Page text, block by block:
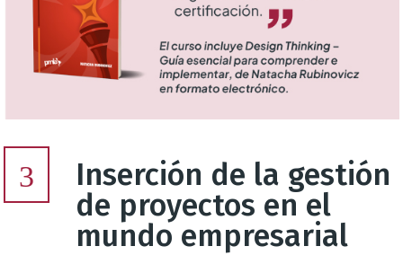
3
Inserción de la gestión
de proyectos en el
mundo empresarial